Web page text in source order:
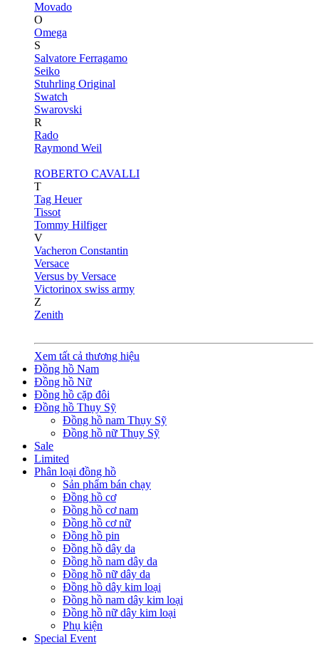
Movado
O
Omega
S
Salvatore Ferragamo
Seiko
Stuhrling Original
Swatch
Swarovski
R
Rado
Raymond Weil
ROBERTO CAVALLI
T
Tag Heuer
Tissot
Tommy Hilfiger
V
Vacheron Constantin
Versace
Versus by Versace
Victorinox swiss army
Z
Zenith
Xem tất cả thương hiệu
Đồng hồ Nam
Đồng hồ Nữ
Đồng hồ cặp đôi
Đồng hồ Thụy Sỹ
Đồng hồ nam Thụy Sỹ
Đồng hồ nữ Thụy Sỹ
Sale
Limited
Phân loại đồng hồ
Sản phẩm bán chạy
Đồng hồ cơ
Đồng hồ cơ nam
Đồng hồ cơ nữ
Đồng hồ pin
Đồng hồ dây da
Đồng hồ nam dây da
Đồng hồ nữ dây da
Đồng hồ dây kim loại
Đồng hồ nam dây kim loại
Đồng hồ nữ dây kim loại
Phụ kiện
Special Event